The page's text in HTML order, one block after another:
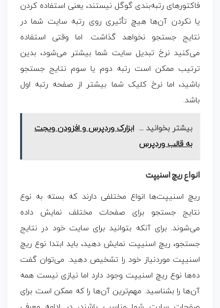
فاکتورهای رتبه‌بندی گوگل نیستند، یعنی استفاده کردن
یا نکردن آن‌ها هیچ تأثیری روی رتبه سایت شما در
نتایج جستجو نخواهد گذاشت. اما وقتی استفاده
می‌کنید نرخ تبدیل سایت شما بیشتر می‌شود، بدین
ترتیب ممکن است رتبه دوم یا سوم نتایج جستجو
باشید، اما نرخ کلیک شما بیشتر از صفحه رتبه اول
باشد.
بیشتر بخوانید ... ابزارک وردپرس و افزودن ویجت
به قالب وردپرس
انواع ریچ اسنیپت
ریچ اسنیپت‌ها انواع مختلفی دارند که بسته به نوع
نتایج جستجو برای صفحات مختلف نمایش داده
می‌شوند. برای آنکه بتوانید برای سایت خود در نتایج
جستجو، ریچ اسنیپت نمایش دهید، باید ابتدا نوع ریچ
اسنیپت موردنیاز خود را تشخیص دهید. می‌توان گفت
ده‌ها نوع ریچ اسنیپت وجود دارد اما نیازی نیست همه
آن‌ها را بشناسید. مهم‌ترین آن‌ها را که ممکن است برای